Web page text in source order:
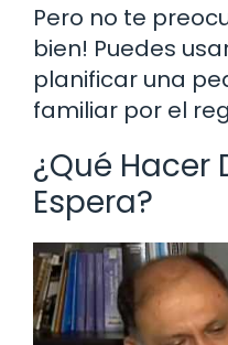
Pero no te
bien! Puedes
planificar una
familiar por el
¿Qué Hacer
Espera?